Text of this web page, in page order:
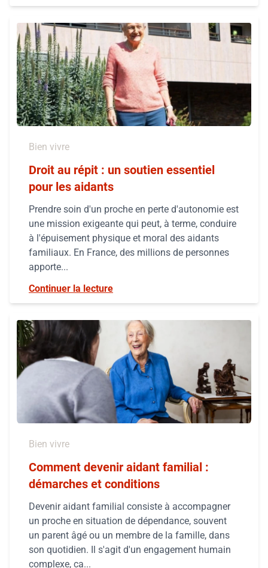
Bien vivre
Droit au répit : un soutien essentiel
pour les aidants
Prendre soin d'un proche en perte d'autonomie est
une mission exigeante qui peut, à terme, conduire
à l'épuisement physique et moral des aidants
familiaux. En France, des millions de personnes
apporte...
Continuer la lecture
Bien vivre
Comment devenir aidant familial :
démarches et conditions
Devenir aidant familial consiste à accompagner
un proche en situation de dépendance, souvent
un parent âgé ou un membre de la famille, dans
son quotidien. Il s'agit d'un engagement humain
complexe, ca...